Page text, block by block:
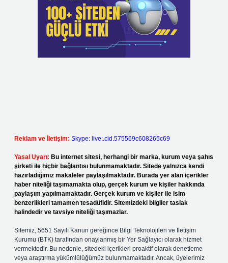
Reklam ve İletişim: Skype: live:.cid.575569c608265c69
Yasal Uyarı: Bu internet sitesi, herhangi bir marka, kurum veya şahıs
şirketi ile hiçbir bağlantısı bulunmamaktadır. Sitede yalnızca kendi
hazırladığımız makaleler paylaşılmaktadır. Burada yer alan içerikler
haber niteliği taşımamakta olup, gerçek kurum ve kişiler hakkında
paylaşım yapılmamaktadır. Gerçek kurum ve kişiler ile isim
benzerlikleri tamamen tesadüfidir. Sitemizdeki bilgiler taslak
halindedir ve tavsiye niteliği taşımazlar.
Sitemiz, 5651 Sayılı Kanun gereğince Bilgi Teknolojileri ve İletişim
Kurumu (BTK) tarafından onaylanmış bir Yer Sağlayıcı olarak hizmet
vermektedir. Bu nedenle, sitedeki içerikleri proaktif olarak denetleme
veya araştırma yükümlülüğümüz bulunmamaktadır. Ancak, üyelerimiz